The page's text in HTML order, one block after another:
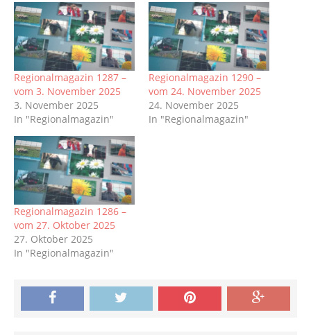
Regionalmagazin 1287 –
vom 3. November 2025
3. November 2025
In "Regionalmagazin"
Regionalmagazin 1290 –
vom 24. November 2025
24. November 2025
In "Regionalmagazin"
Regionalmagazin 1286 –
vom 27. Oktober 2025
27. Oktober 2025
In "Regionalmagazin"